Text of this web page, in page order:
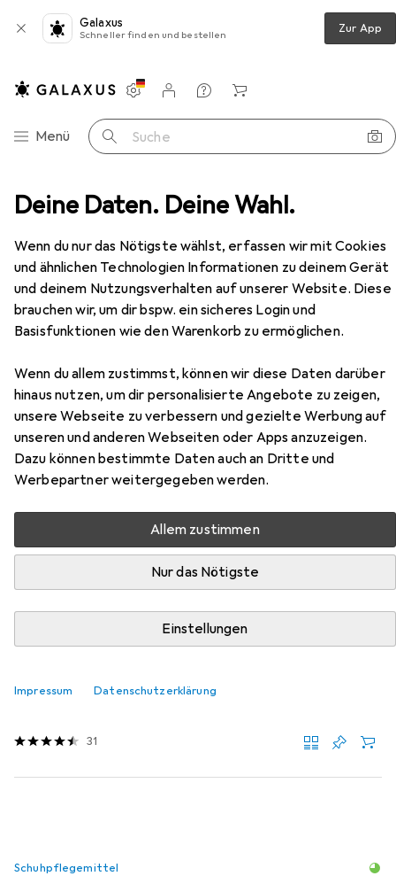
Deine Daten. Deine Wahl.
Wenn du nur das Nötigste wählst, erfassen wir mit Cookies
und ähnlichen Technologien Informationen zu deinem Gerät
und deinem Nutzungsverhalten auf unserer Website. Diese
brauchen wir, um dir bspw. ein sicheres Login und
Basisfunktionen wie den Warenkorb zu ermöglichen.
Wenn du allem zustimmst, können wir diese Daten darüber
hinaus nutzen, um dir personalisierte Angebote zu zeigen,
unsere Webseite zu verbessern und gezielte Werbung auf
unseren und anderen Webseiten oder Apps anzuzeigen.
Dazu können bestimmte Daten auch an Dritte und
Werbepartner weitergegeben werden.
Allem zustimmen
Nur das Nötigste
Einstellungen
Impressum Datenschutzerklärung
Galaxus
Schneller finden und bestellen Zur App
Navigation nach Kategorien
Menü Suche
Einstellungen
Kundenkonto
Vergleichslisten
Merklisten
Warenkorb
Boots + Stiefel CMP Campagnolo Harma WP
EUR
73,95
CMP CampagnoloHarma WP
42
Zubehör für CMP Campagnolo
Harma WP
Hier findest du passendes Zubehör zum Produkt CMP
Campagnolo Harma WP aus der Kategorie
Saphir Beaute du CuirSchuhpflegecreme
31
Schuhpflegemittel